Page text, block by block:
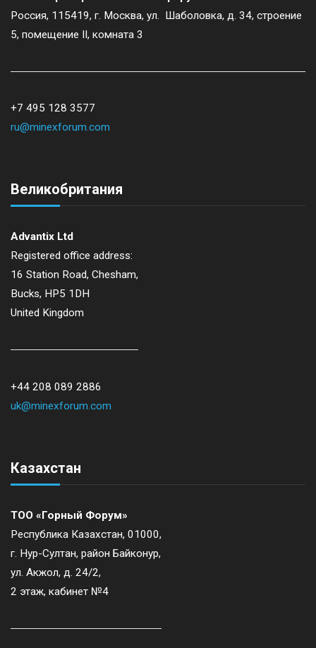
g
i
n
Россия, 115419, г. Москва, ул. Шаболовка, д. 34, строение
5, помещение II, комната 3
+7 495 128 3577
ru@minexforum.com
Великобритания
Advantix Ltd
Registered office address:
16 Station Road, Chesham,
Bucks, HP5 1DH
United Kingdom
+44 208 089 2886
uk@minexforum.com
Казахстан
ТОО «Горный Форум»
Республика Казахстан, 01000,
г. Нур-Султан, район Байконур,
ул. Акжол, д. 24/2,
2 этаж, кабинет №4